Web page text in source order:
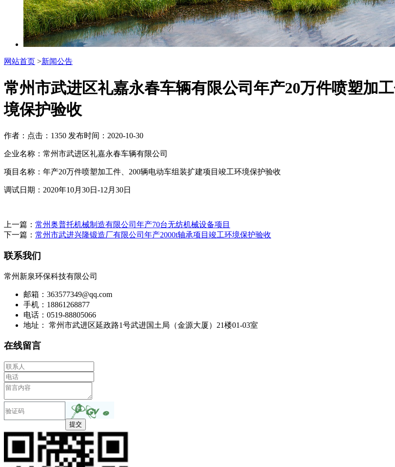
网站首页 >新闻公告
常州市武进区礼嘉永春车辆有限公司年产20万件喷塑加
境保护验收
作者： 点击：1350 发布时间：2020-10-30
企业名称：常州市武进区礼嘉永春车辆有限公司
项目名称：年产20万件喷塑加工件、200辆电动车组装扩建项目竣工环境保护验收
调试日期：2020年10月30日-12月30日
上一篇： 常州奥普托机械制造有限公司年产70台无纺机械设备项目
下一篇： 常州市武进兴隆锻造厂有限公司年产2000t轴承项目竣工环境保护验收
联系我们
常州新泉环保科技有限公司
邮箱：363577349@qq.com
手机：18861268877
电话：0519-88805066
地址： 常州市武进区延政路1号武进国土局（金源大厦）21楼01-03室
在线留言